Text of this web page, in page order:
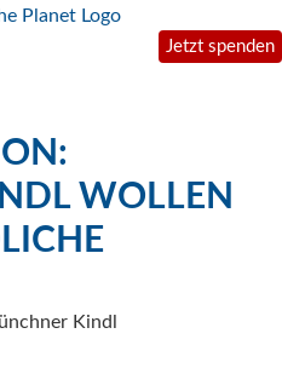
Jetzt spenden
WOLLEN